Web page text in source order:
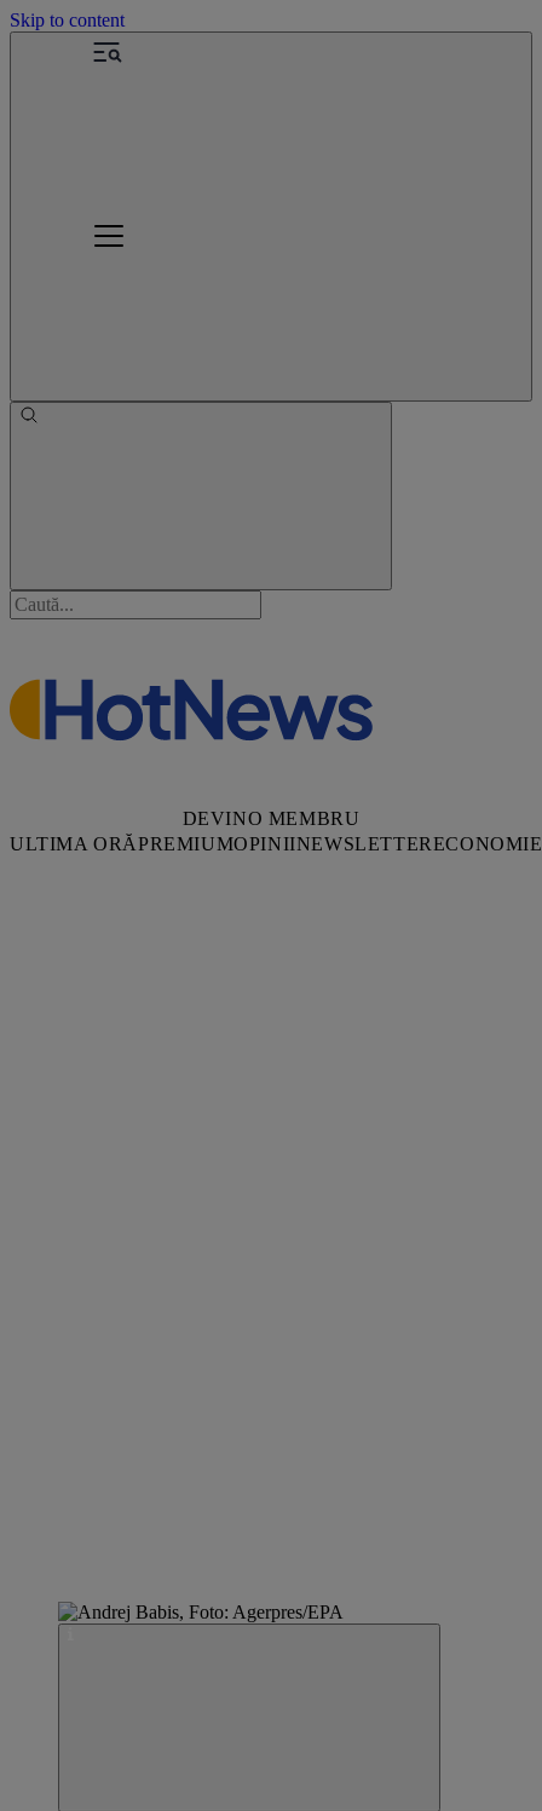
Skip to content
DEVINO MEMBRU
ULTIMA ORĂPREMIUMOPINIINEWSLETTERECONOMIE